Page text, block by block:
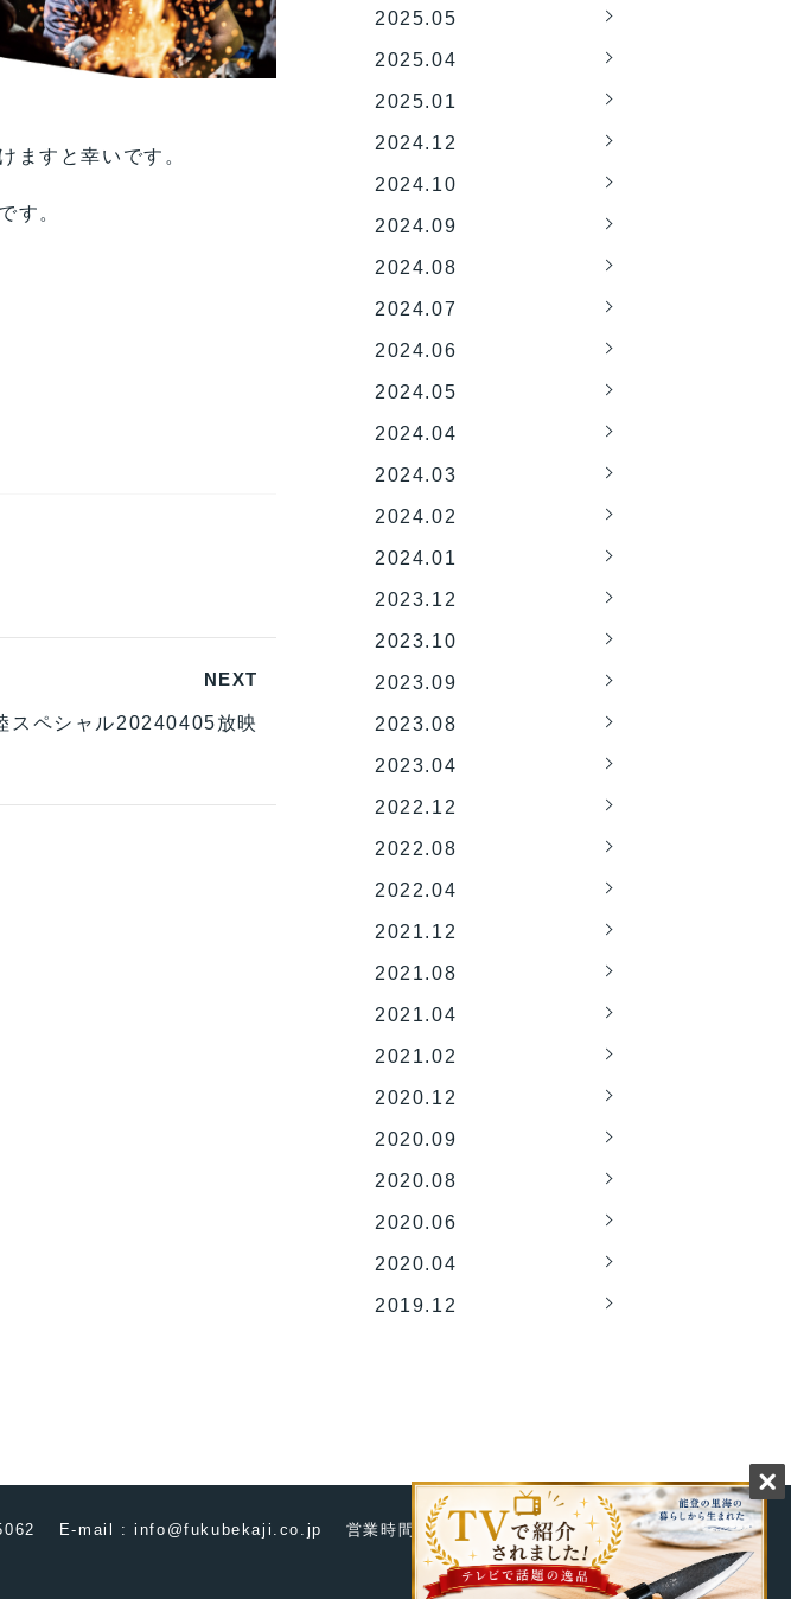
ますと幸いです。
す。
NEXT
スペシャル20240405放映
2025.05
2025.04
2025.01
2024.12
2024.10
2024.09
2024.08
2024.07
2024.06
2024.05
2024.04
2024.03
2024.02
2024.01
2023.12
2023.10
2023.09
2023.08
2023.04
2022.12
2022.08
2022.04
2021.12
2021.08
2021.04
2021.02
2020.12
2020.09
2020.08
2020.06
2020.04
2019.12
E-mail : info@fukubekaji.co.jp
営業時間 9:00〜17:00 （日曜定休）
© FUKUBEKAJI. All rights reserved.